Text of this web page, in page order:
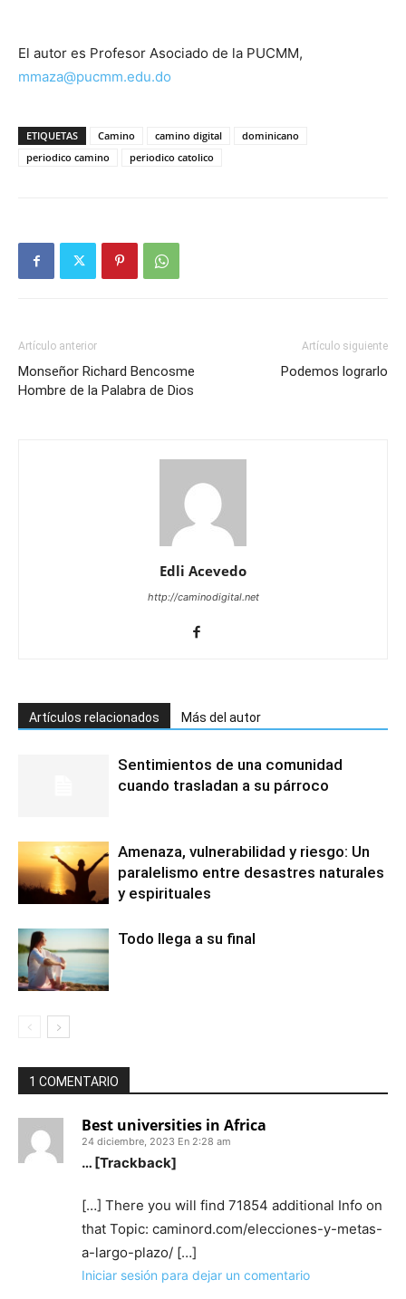
El autor es Profesor Asociado de la PUCMM,
mmaza@pucmm.edu.do
ETIQUETAS Camino camino digital
dominicano
periodico camino
periodico catolico
Artículo anterior
Monseñor Richard Bencosme
Hombre de la Palabra de Dios
Artículo siguiente
Podemos lograrlo
Edli Acevedo
http://caminodigital.net
Artículos relacionados Más del autor
Sentimientos de una comunidad
cuando trasladan a su párroco
Amenaza, vulnerabilidad y riesgo: Un
paralelismo entre desastres naturales
y espirituales
Todo llega a su final
1 COMENTARIO
Best universities in Africa
24 diciembre, 2023 En 2:28 am
… [Trackback]
[…] There you will find 71854 additional Info on
that Topic: caminord.com/elecciones-y-metas-
a-largo-plazo/ […]
Iniciar sesión para dejar un comentario